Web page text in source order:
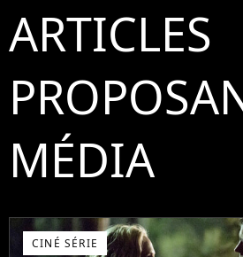
ARTICLES
MÉDIA
CINÉ SÉRIE